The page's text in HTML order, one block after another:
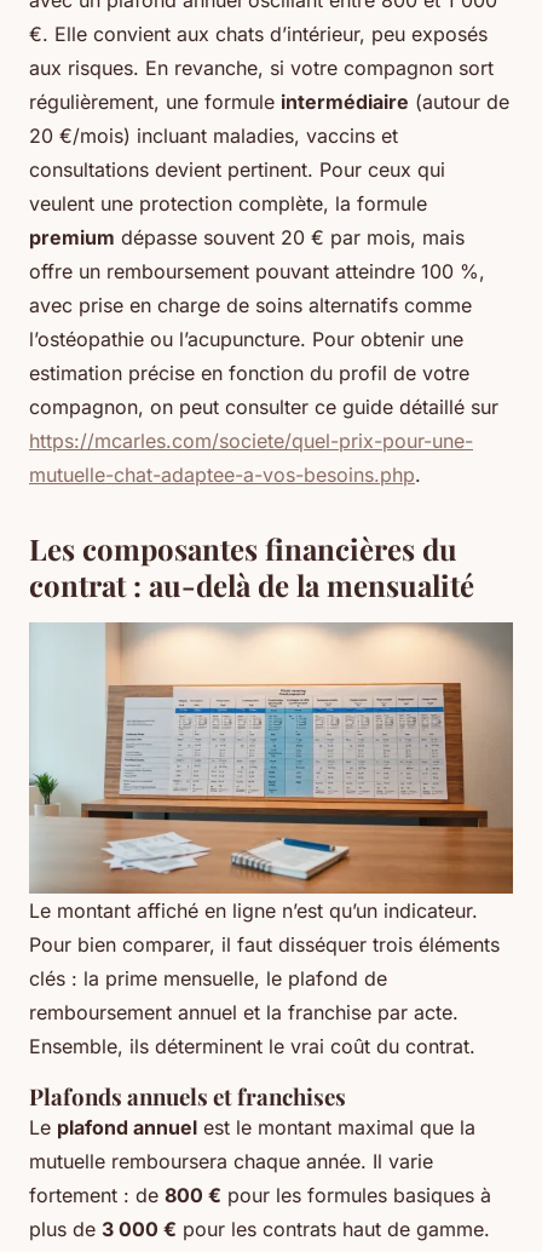
€. Elle convient aux chats d’intérieur, peu exposés
aux risques. En revanche, si votre compagnon sort
régulièrement, une formule intermédiaire (autour de
20 €/mois) incluant maladies, vaccins et
consultations devient pertinent. Pour ceux qui
veulent une protection complète, la formule
premium dépasse souvent 20 € par mois, mais
offre un remboursement pouvant atteindre 100 %,
avec prise en charge de soins alternatifs comme
l’ostéopathie ou l’acupuncture. Pour obtenir une
estimation précise en fonction du profil de votre
compagnon, on peut consulter ce guide détaillé sur
https://mcarles.com/societe/quel-prix-pour-une-
mutuelle-chat-adaptee-a-vos-besoins.php.
Les composantes financières du
contrat : au-delà de la mensualité
Le montant affiché en ligne n’est qu’un indicateur.
Pour bien comparer, il faut disséquer trois éléments
clés : la prime mensuelle, le plafond de
remboursement annuel et la franchise par acte.
Ensemble, ils déterminent le vrai coût du contrat.
Plafonds annuels et franchises
Le plafond annuel est le montant maximal que la
mutuelle remboursera chaque année. Il varie
fortement : de 800 € pour les formules basiques à
plus de 3 000 € pour les contrats haut de gamme.